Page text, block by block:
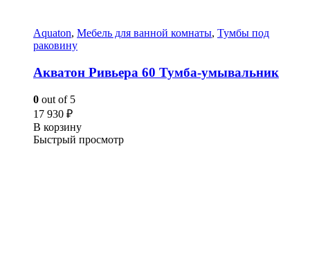
Aquaton, Мебель для ванной комнаты, Тумбы под
раковину
Акватон Ривьера 60 Тумба-умывальник
0 out of 5
17 930 ₽
В корзину
Быстрый просмотр